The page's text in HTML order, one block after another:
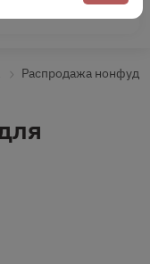
Распродажа нонфуд